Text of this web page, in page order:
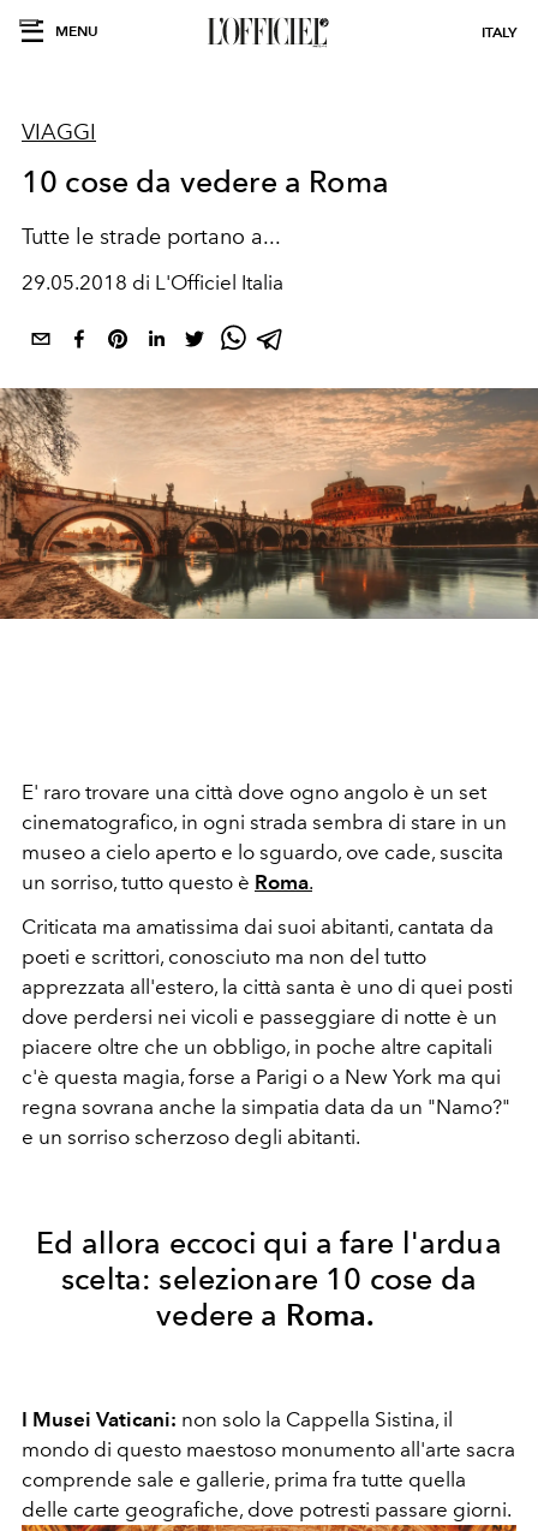
MENU ITALY
VIAGGI
10 cose da vedere a Roma
Tutte le strade portano a...
29.05.2018 di L'Officiel Italia
E' raro trovare una città dove ogno angolo è un set
cinematografico, in ogni strada sembra di stare in un
museo a cielo aperto e lo sguardo, ove cade, suscita
un sorriso, tutto questo è Roma.
Criticata ma amatissima dai suoi abitanti, cantata da
poeti e scrittori, conosciuto ma non del tutto
apprezzata all'estero, la città santa è uno di quei posti
dove perdersi nei vicoli e passeggiare di notte è un
piacere oltre che un obbligo, in poche altre capitali
c'è questa magia, forse a Parigi o a New York ma qui
regna sovrana anche la simpatia data da un "Namo?"
e un sorriso scherzoso degli abitanti.
Ed allora eccoci qui a fare l'ardua
scelta: selezionare 10 cose da
vedere a Roma.
I Musei Vaticani: non solo la Cappella Sistina, il
mondo di questo maestoso monumento all'arte sacra
comprende sale e gallerie, prima fra tutte quella
delle carte geografiche, dove potresti passare giorni.